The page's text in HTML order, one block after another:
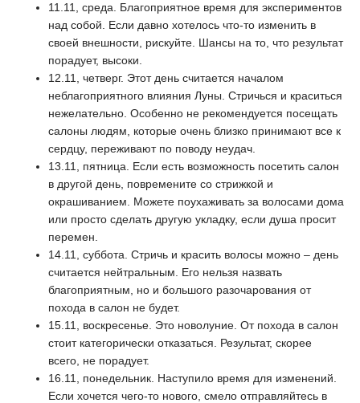
11.11, среда. Благоприятное время для экспериментов
над собой. Если давно хотелось что-то изменить в
своей внешности, рискуйте. Шансы на то, что результат
порадует, высоки.
12.11, четверг. Этот день считается началом
неблагоприятного влияния Луны. Стричься и краситься
нежелательно. Особенно не рекомендуется посещать
салоны людям, которые очень близко принимают все к
сердцу, переживают по поводу неудач.
13.11, пятница. Если есть возможность посетить салон
в другой день, повремените со стрижкой и
окрашиванием. Можете поухаживать за волосами дома
или просто сделать другую укладку, если душа просит
перемен.
14.11, суббота. Стричь и красить волосы можно – день
считается нейтральным. Его нельзя назвать
благоприятным, но и большого разочарования от
похода в салон не будет.
15.11, воскресенье. Это новолуние. От похода в салон
стоит категорически отказаться. Результат, скорее
всего, не порадует.
16.11, понедельник. Наступило время для изменений.
Если хочется чего-то нового, смело отправляйтесь в